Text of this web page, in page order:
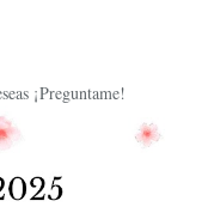
¡Preguntame!